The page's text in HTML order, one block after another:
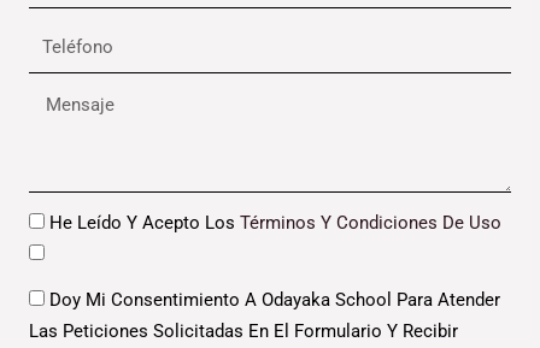
Teléfono
Mensaje
DatosHe Leído Y Acepto Los Términos Y Condiciones De Uso
DatosDoy Mi Consentimiento A Odayaka School Para Atender
Las Peticiones Solicitadas En El Formulario Y Recibir